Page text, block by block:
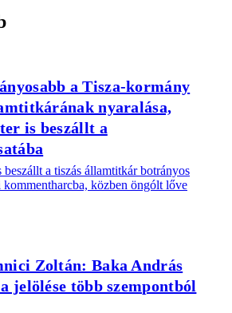
a Tisza-kormány
nyaralása,
is beszállt a
beszállt a tiszás államtitkár botrányos
kommentharcba, közben öngólt lőve
Zoltán: Baka András
jelölése több szempontból